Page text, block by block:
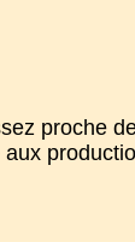
proche